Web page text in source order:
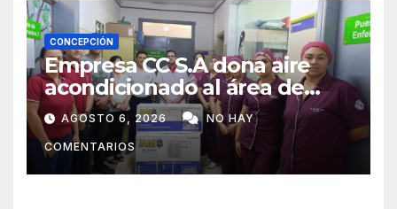
CONCEPCIÓN
Empresa CC S.A dona aire
acondicionado al área de
maternidad del IPS de
Concepción
AGOSTO 6, 2026 NO HAY
COMENTARIOS